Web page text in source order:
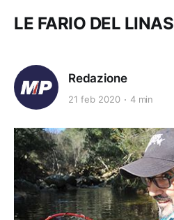
LE FARIO DEL LINAS
Redazione
21 feb 2020 4 min